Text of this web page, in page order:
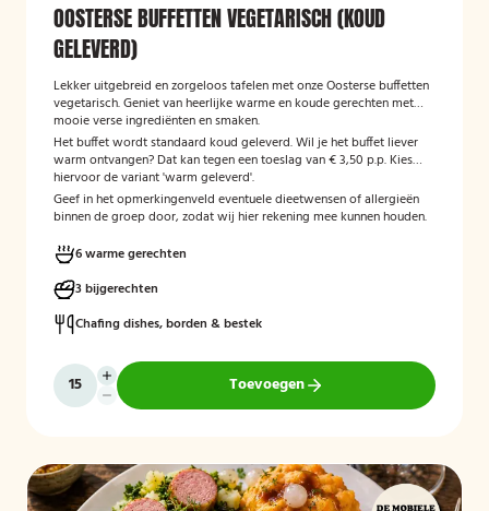
OOSTERSE BUFFETTEN VEGETARISCH (KOUD
GELEVERD)
Lekker uitgebreid en zorgeloos tafelen met onze Oosterse buffetten
vegetarisch. Geniet van heerlijke warme en koude gerechten met
mooie verse ingrediënten en smaken.
Het buffet wordt standaard koud geleverd. Wil je het buffet liever
warm ontvangen? Dat kan tegen een toeslag van € 3,50 p.p. Kies
hiervoor de variant 'warm geleverd'.
Geef in het opmerkingenveld eventuele dieetwensen of allergieën
binnen de groep door, zodat wij hier rekening mee kunnen houden.
6 warme gerechten
3 bijgerechten
Chafing dishes, borden & bestek
Toevoegen